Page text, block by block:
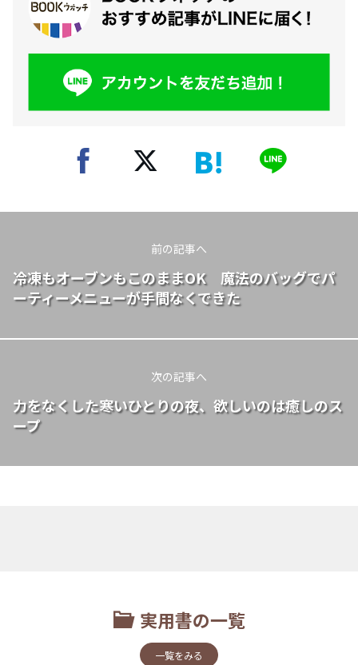
前の記事へ
冷凍もオーブンもこのままOK 魔法のバッグでパ
ーティーメニューが手間なくできた
次の記事へ
力をなくした寒いひとりの夜、欲しいのは癒しのス
ープ
実用書の一覧
一覧をみる